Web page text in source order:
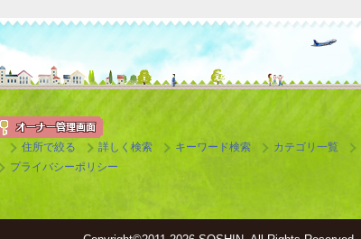
住所で絞る 詳しく検索 キーワード検索 カテゴリ一覧
プライバシーポリシー